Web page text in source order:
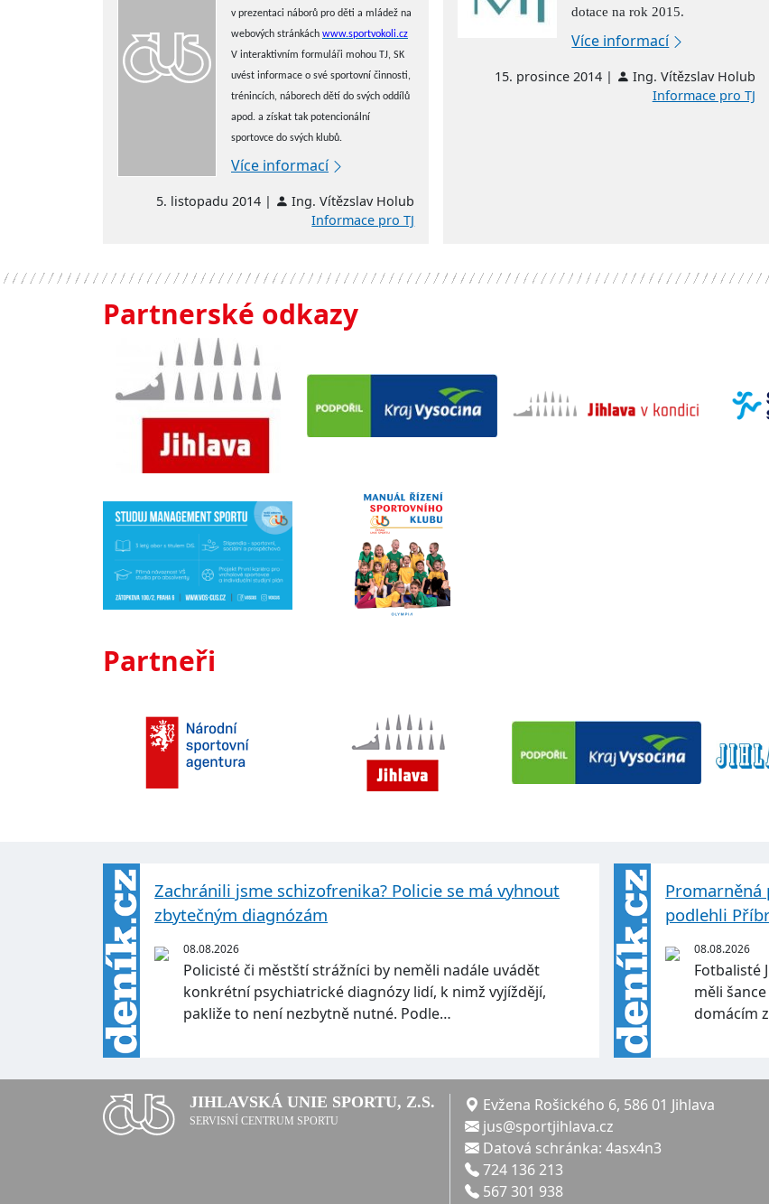
v prezentaci náborů pro děti a mládež na
webových stránkách www.sportvokoli.cz
V interaktivním formuláři mohou TJ, SK
uvést informace o své sportovní činnosti,
trénincích, náborech dětí do svých oddílů
apod. a získat tak potencionální
sportovce do svých klubů.
Více informací
5. listopadu 2014 |
Ing. Vítězslav Holub
Informace pro TJ
dotace na rok 2015.
Více informací
15. prosince 2014 |
Ing. Vítězslav Holub
Informace pro TJ
Partnerské odkazy
Partneři
Zachránili jsme schizofrenika? Policie se má vyhnout
zbytečným diagnózám
08.08.2026
Policisté či městští strážníci by neměli nadále uvádět
konkrétní psychiatrické diagnózy lidí, k nimž vyjíždějí,
pakliže to není nezbytně nutné. Podle…
Promarněná
podlehli
08.08.2026
Fotbalisté
měli
domácím
JIHLAVSKÁ UNIE SPORTU, Z.S.
SERVISNÍ CENTRUM SPORTU
Evžena Rošického 6, 586 01 Jihlava
jus@sportjihlava.cz
Datová schránka: 4asx4n3
724 136 213
567 301 938